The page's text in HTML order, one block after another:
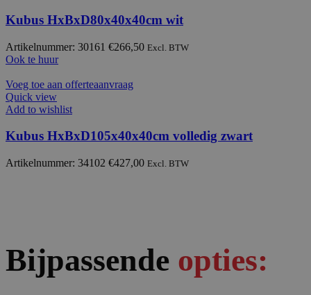
Kubus HxBxD80x40x40cm wit
Artikelnummer: 30161 €266,50 Excl. BTW
Ook te huur
Voeg toe aan offerteaanvraag
Quick view
Add to wishlist
Kubus HxBxD105x40x40cm volledig zwart
Artikelnummer: 34102 €427,00 Excl. BTW
Bijpassende opties: